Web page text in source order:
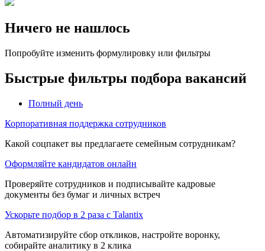
Ничего не нашлось
Попробуйте изменить формулировку или фильтры
Быстрые фильтры подбора вакансий
Полный день
Корпоративная поддержка сотрудников
Какой соцпакет вы предлагаете семейным сотрудникам?
Оформляйте кандидатов онлайн
Проверяйте сотрудников и подписывайте кадровые
документы без бумаг и личных встреч
Ускорьте подбор в 2 раза с Talantix
Автоматизируйте сбор откликов, настройте воронку,
собирайте аналитику в 2 клика